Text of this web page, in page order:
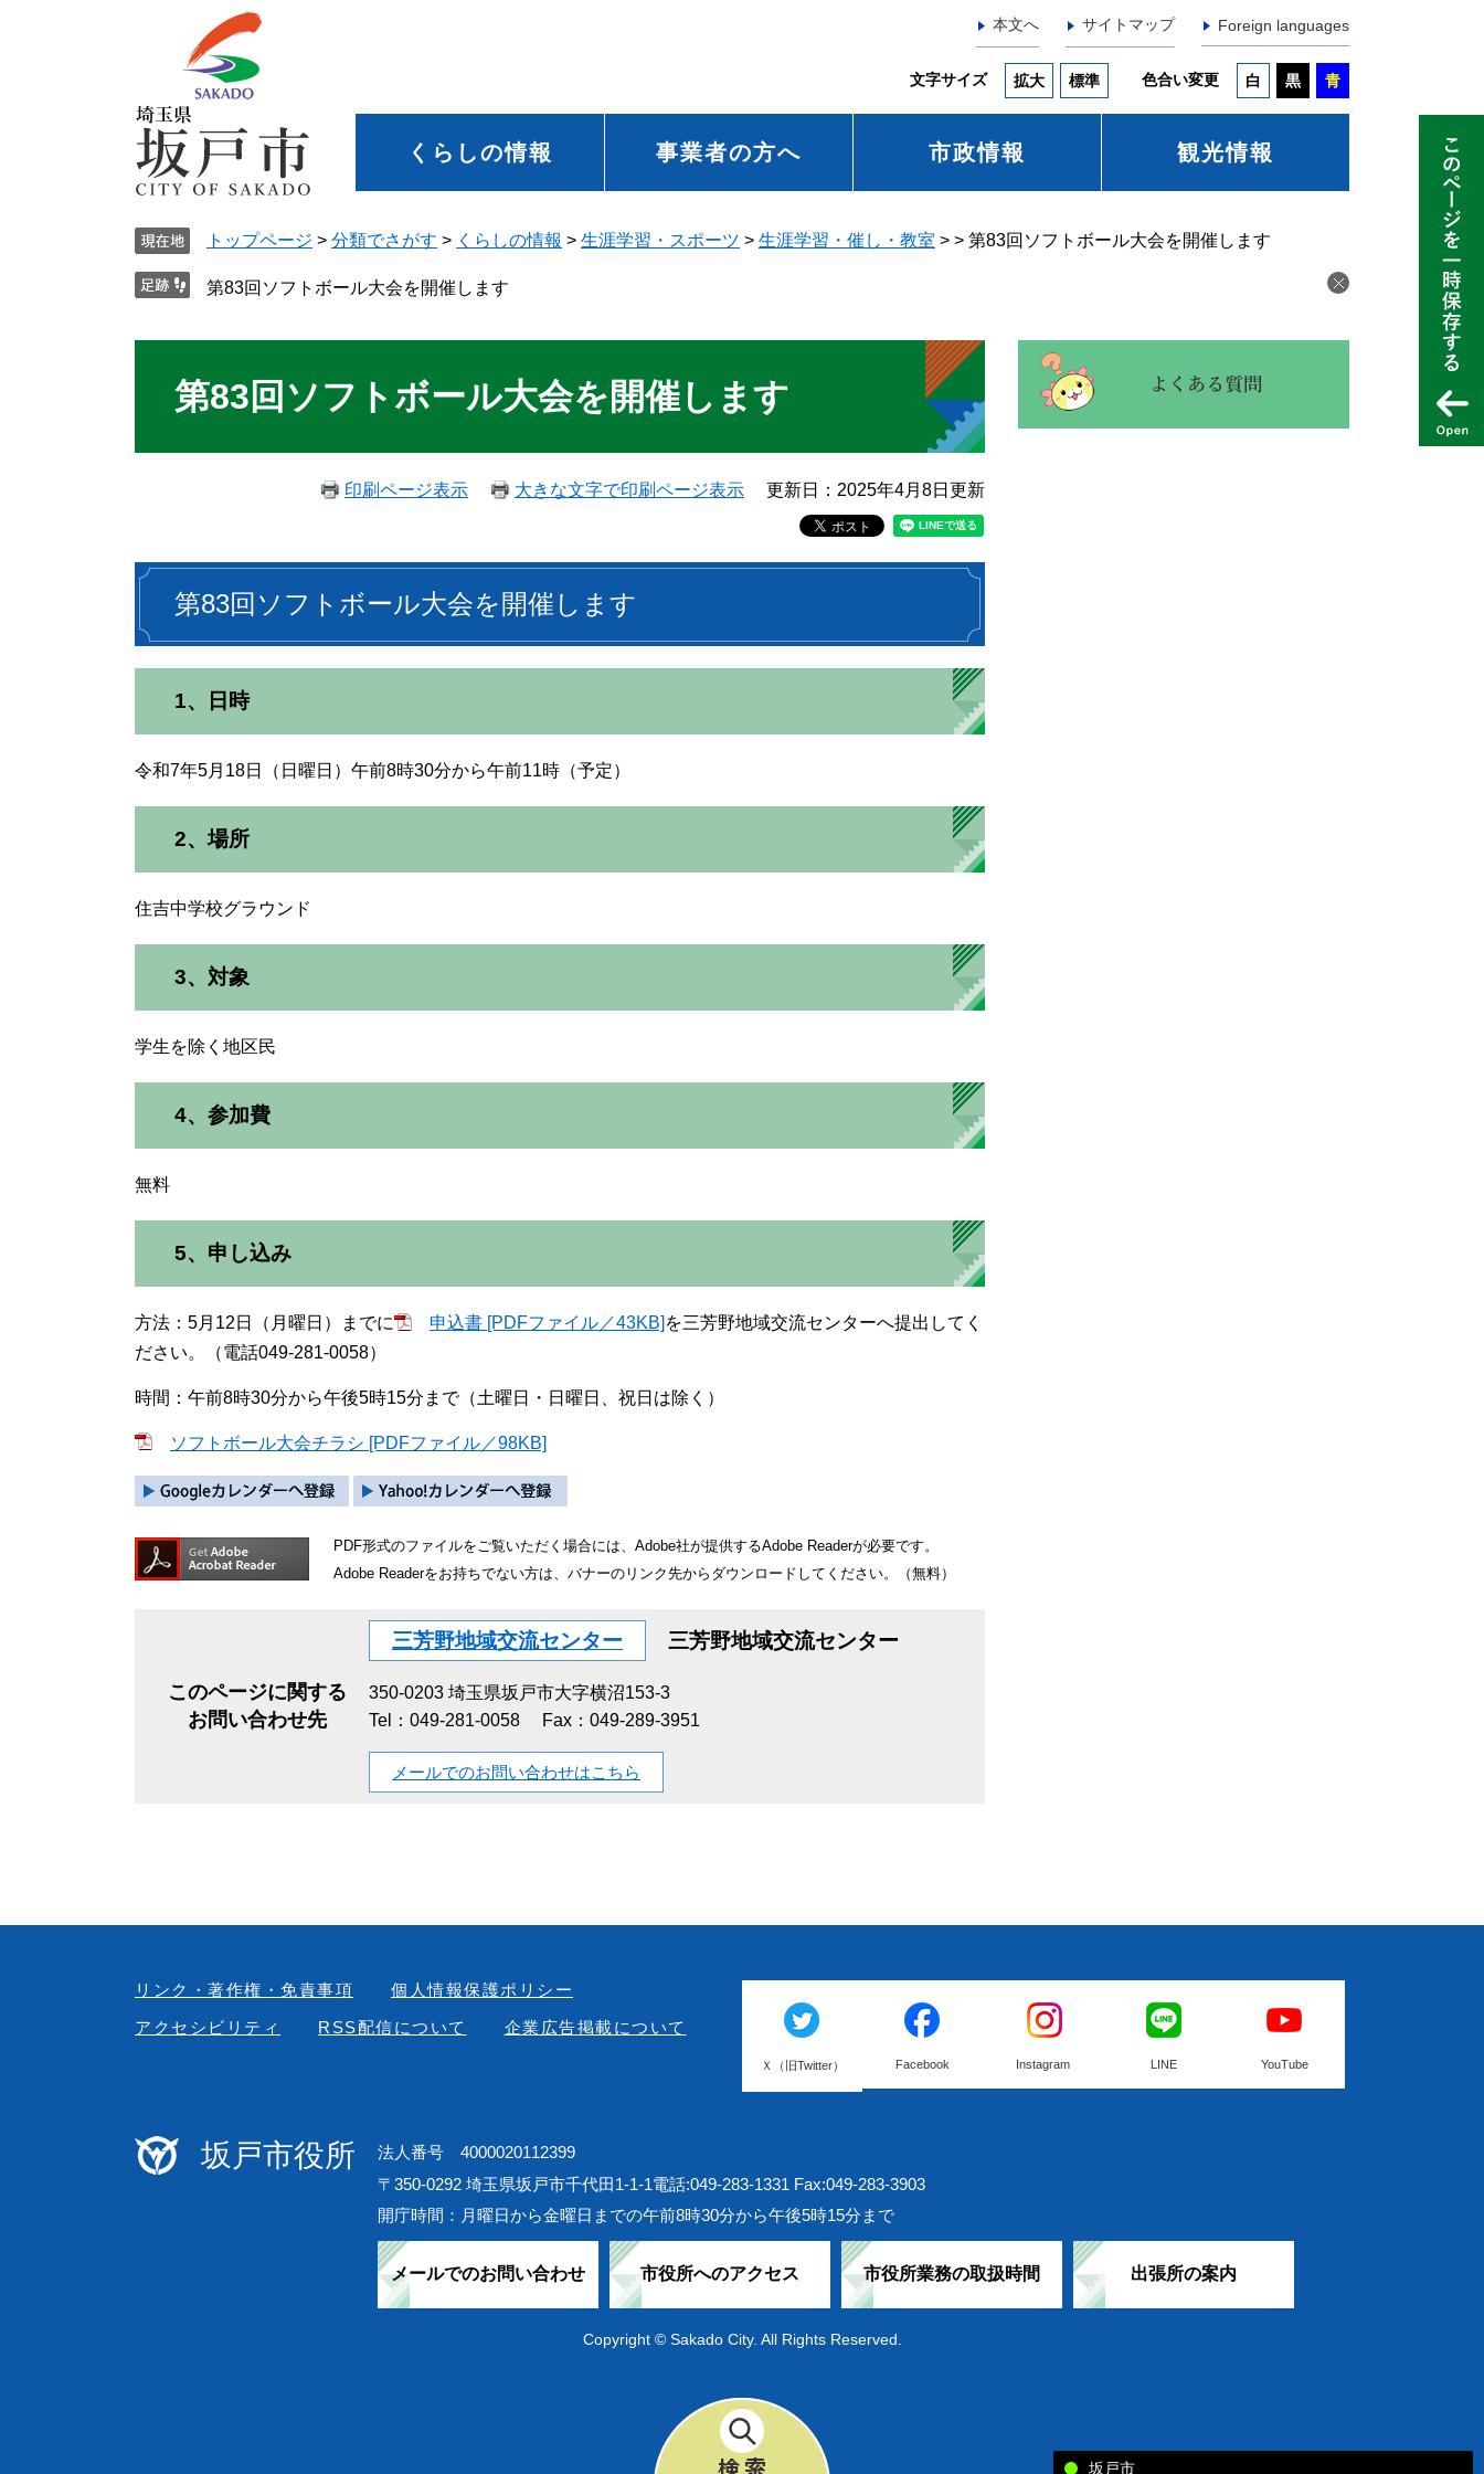
本文へ サイトマップ Foreign languages
文字サイズ 拡大 標準 色合い変更 白 黒 青
くらしの情報 事業者の方へ 市政情報 観光情報
トップページ > 分類でさがす > くらしの情報 > 生涯学習・スポーツ > 生涯学習・催し・教室 > > 第83回ソフトボール大会を開催します
第83回ソフトボール大会を開催します
第83回ソフトボール大会を開催します
印刷ページ表示 大きな文字で印刷ページ表示 更新日：2025年4月8日更新
第83回ソフトボール大会を開催します
1、日時
令和7年5月18日（日曜日）午前8時30分から午前11時（予定）
2、場所
住吉中学校グラウンド
3、対象
学生を除く地区民
4、参加費
無料
5、申し込み
方法：5月12日（月曜日）までに ​申込書 [PDFファイル／43KB] を三芳野地域交流センターへ提出してく
ださい。（電話049-281-0058）
時間：午前8時30分から午後5時15分まで（土曜日・日曜日、祝日は除く）
ソフトボール大会チラシ [PDFファイル／98KB]
PDF形式のファイルをご覧いただく場合には、Adobe社が提供するAdobe Readerが必要です。
Adobe Readerをお持ちでない方は、バナーのリンク先からダウンロードしてください。（無料）
このページに関する
お問い合わせ先
三芳野地域交流センター 三芳野地域交流センター
350-0203 埼玉県坂戸市大字横沼153-3
Tel：049-281-0058
Fax：049-289-3951
メールでのお問い合わせはこちら
リンク・著作権・免責事項
個人情報保護ポリシー
アクセシビリティ
RSS配信について 企業広告掲載について
Ｘ（旧Twitter） Facebook Instagram LINE YouTube
坂戸市役所
法人番号 4000020112399
〒350-0292 埼玉県坂戸市千代田1-1-1電話:049-283-1331 Fax:049-283-3903
開庁時間：月曜日から金曜日までの午前8時30分から午後5時15分まで
メールでのお問い合わせ 市役所へのアクセス 市役所業務の取扱時間 出張所の案内
Copyright © Sakado City. All Rights Reserved.